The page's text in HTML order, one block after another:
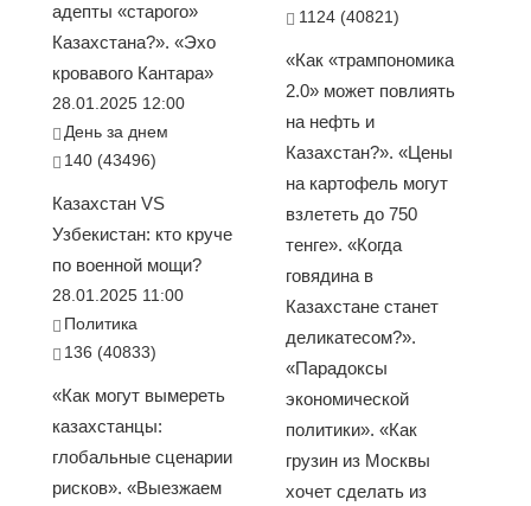
адепты «старого»
Казахстана?». «Эхо
кровавого Кантара»
28.01.2025 12:00
День за днем
140 (43496)
Казахстан VS
Узбекистан: кто круче
по военной мощи?
28.01.2025 11:00
Политика
136 (40833)
«Как могут вымереть
казахстанцы:
глобальные сценарии
рисков». «Выезжаем
1124 (40821)
«Как «трампономика
2.0» может повлиять
на нефть и
Казахстан?». «Цены
на картофель могут
взлететь до 750
тенге». «Когда
говядина в
Казахстане станет
деликатесом?».
«Парадоксы
экономической
политики». «Как
грузин из Москвы
хочет сделать из